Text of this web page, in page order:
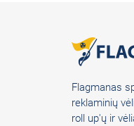
Flagmanas
reklaminių
roll up'ų ir